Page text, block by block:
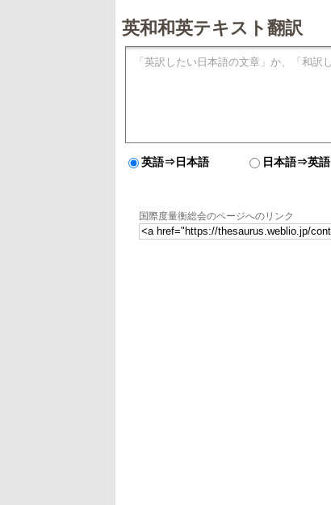
英和和英テキスト翻訳
英語⇒日本語 日本語⇒英語
国際度量衡総会のページへのリンク